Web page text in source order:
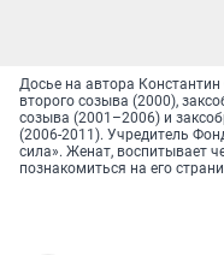
Досье на автора
второго созыва (2000),
созыва (2001–2006) и
(2006-2011). Учредитель
сила». Женат, воспитывает
познакомиться на его